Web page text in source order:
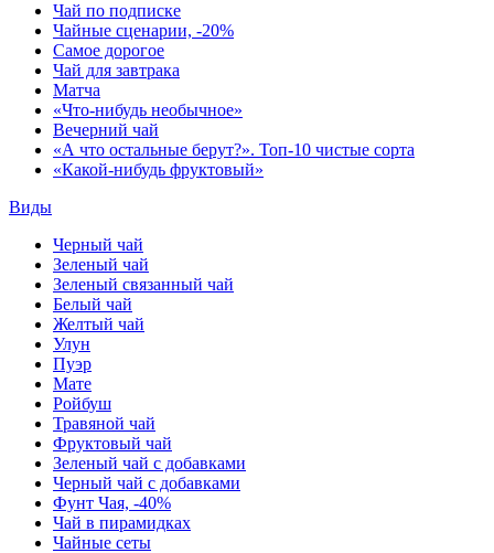
Чай по подписке
Чайные сценарии, -20%
Самое дорогое
Чай для завтрака
Матча
«Что-нибудь необычное»
Вечерний чай
«А что остальные берут?». Топ-10 чистые сорта
«Какой-нибудь фруктовый»
Виды
Черный чай
Зеленый чай
Зеленый связанный чай
Белый чай
Желтый чай
Улун
Пуэр
Мате
Ройбуш
Травяной чай
Фруктовый чай
Зеленый чай с добавками
Черный чай с добавками
Фунт Чая, -40%
Чай в пирамидках
Чайные сеты